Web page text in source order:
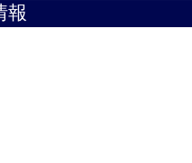
報